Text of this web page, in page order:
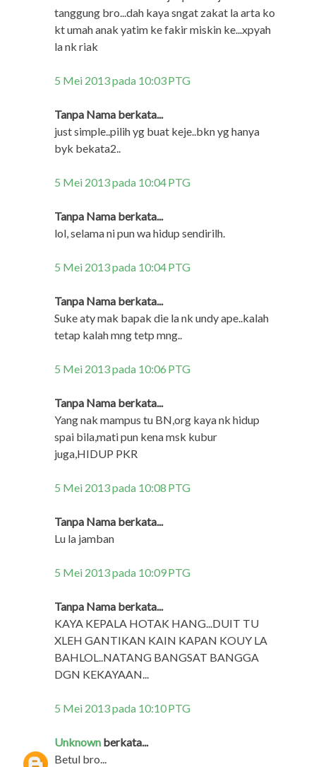
tanggung bro...dah kaya sngat zakat la arta ko
kt umah anak yatim ke fakir miskin ke...xpyah
la nk riak
5 Mei 2013 pada 10:03 PTG
Tanpa Nama berkata...
just simple..pilih yg buat keje..bkn yg hanya
byk bekata2..
5 Mei 2013 pada 10:04 PTG
Tanpa Nama berkata...
lol, selama ni pun wa hidup sendirilh.
5 Mei 2013 pada 10:04 PTG
Tanpa Nama berkata...
Suke aty mak bapak die la nk undy ape..kalah
tetap kalah mng tetp mng..
5 Mei 2013 pada 10:06 PTG
Tanpa Nama berkata...
Yang nak mampus tu BN,org kaya nk hidup
spai bila,mati pun kena msk kubur
juga,HIDUP PKR
5 Mei 2013 pada 10:08 PTG
Tanpa Nama berkata...
Lu la jamban
5 Mei 2013 pada 10:09 PTG
Tanpa Nama berkata...
KAYA KEPALA HOTAK HANG...DUIT TU
XLEH GANTIKAN KAIN KAPAN KOUY LA
BAHLOL..NATANG BANGSAT BANGGA
DGN KEKAYAAN...
5 Mei 2013 pada 10:10 PTG
Unknown berkata...
Betul bro...